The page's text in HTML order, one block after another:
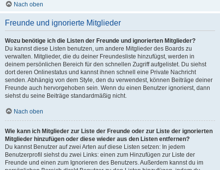
Nach oben
Freunde und ignorierte Mitglieder
Wozu benötige ich die Listen der Freunde und ignorierten Mitglieder?
Du kannst diese Listen benutzen, um andere Mitglieder des Boards zu
verwalten. Mitglieder, die du deiner Freundesliste hinzufügst, werden in
deinem persönlichen Bereich für den schnellen Zugriff aufgelistet. Du siehst
dort deren Onlinestatus und kannst ihnen schnell eine Private Nachricht
senden. Abhängig von dem Style, den du verwendest, können Beiträge deiner
Freunde auch hervorgehoben sein. Wenn du einen Benutzer ignorierst, dann
siehst du seine Beiträge standardmäßig nicht.
Nach oben
Wie kann ich Mitglieder zur Liste der Freunde oder zur Liste der ignorierten
Mitglieder hinzufügen oder diese wieder aus den Listen entfernen?
Du kannst Benutzer auf zwei Arten auf diese Listen setzen: In jedem
Benutzerprofil siehst du zwei Links: einen zum Hinzufügen zur Liste der
Freunde und einen zum Ignorieren des Benutzers. Außerdem kannst du im